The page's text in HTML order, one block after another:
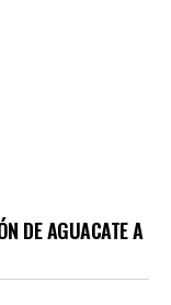
DE AGUACATE A